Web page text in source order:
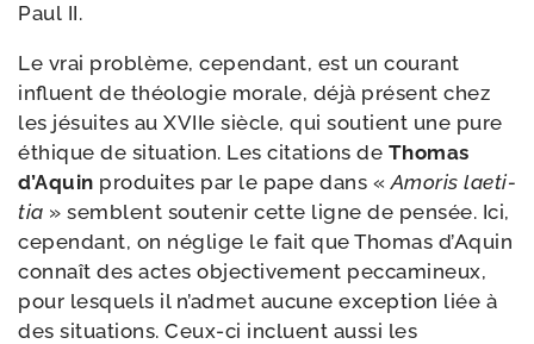
Paul II.
Le vrai pro­blème, cepen­dant, est un cou­rant
influent de théo­lo­gie morale, déjà pré­sent chez
les jésuites au XVIIe siècle, qui sou­tient une pure
éthique de situa­tion. Les cita­tions de Thomas
d’Aquin pro­duites par le pape dans «Amoris lae­ti­
tia » semblent sou­te­nir cette ligne de pen­sée. Ici,
cepen­dant, on néglige le fait que Thomas d’Aquin
connaît des actes objec­ti­ve­ment pec­ca­mi­neux,
pour les­quels il n’ad­met aucune excep­tion liée à
des situa­tions. Ceux-​ci incluent aus­si les